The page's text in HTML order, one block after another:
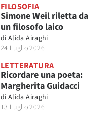
FILOSOFIA
Simone Weil riletta da
un filosofo laico
di Alida Airaghi
24 Luglio 2026
LETTERATURA
Ricordare una poeta:
Margherita Guidacci
di Alida Airaghi
13 Luglio 2026